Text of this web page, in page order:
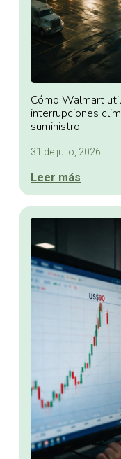
Cómo Walmart
interrupciones
suministro
31 de julio, 2026
Leer más